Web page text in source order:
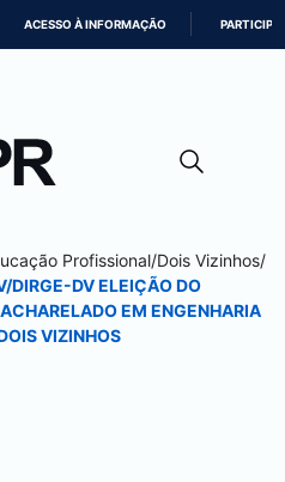
CONTEÚDO
ACESSO À INFORMAÇÃO PARTICIPE
Profissional/Dois Vizinhos/
DV ELEIÇÃO DO
EM ENGENHARIA
VIZINHOS